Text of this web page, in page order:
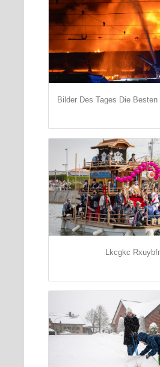
Bilder Des Tages Die
Lkcgkc